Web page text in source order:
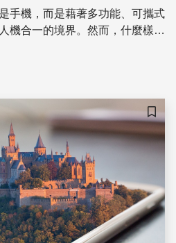
手機，而是藉著多功能、可攜式
機合一的境界。然而，什麼樣的
儲存